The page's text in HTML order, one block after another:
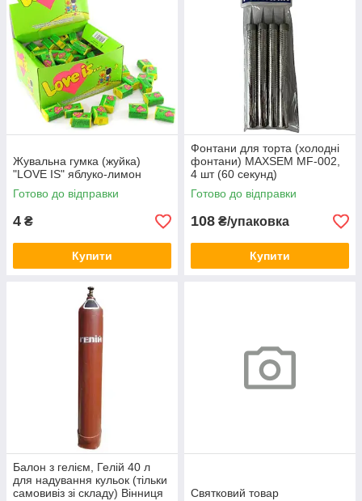
Жувальна гумка (жуйка)
"LOVE IS" яблуко-лимон
Готово до відправки
4 ₴
Купити
Фонтани для торта (холодні
фонтани) MAXSEM MF-002,
4 шт (60 секунд)
Готово до відправки
108 ₴/упаковка
Купити
Балон з гелієм, Гелій 40 л
для надування кульок (тільки
самовивіз зі складу) Вінниця
Святковий товар